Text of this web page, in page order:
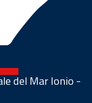
del Mar Ionio -